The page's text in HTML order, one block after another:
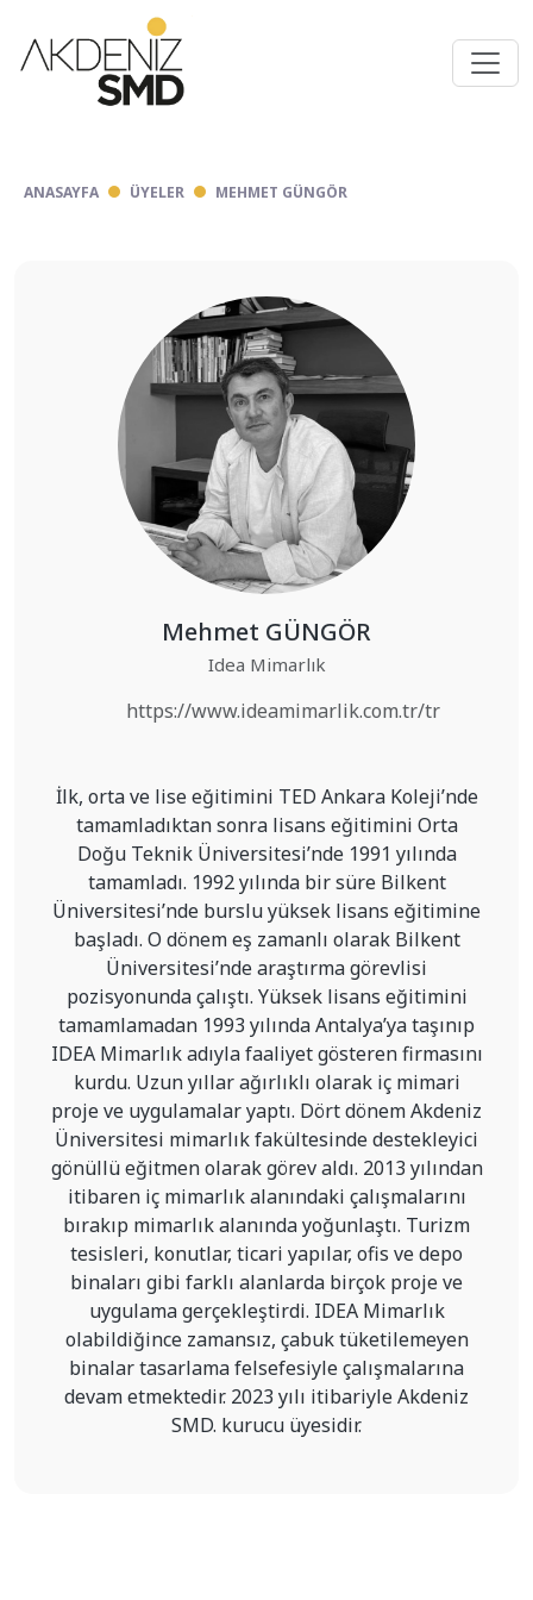
ANASAYFA ÜYELER MEHMET GÜNGÖR
Mehmet GÜNGÖR
Idea Mimarlık
https://www.ideamimarlik.com.tr/tr
İlk, orta ve lise eğitimini TED Ankara Koleji’nde
tamamladıktan sonra lisans eğitimini Orta
Doğu Teknik Üniversitesi’nde 1991 yılında
tamamladı. 1992 yılında bir süre Bilkent
Üniversitesi’nde burslu yüksek lisans eğitimine
başladı. O dönem eş zamanlı olarak Bilkent
Üniversitesi’nde araştırma görevlisi
pozisyonunda çalıştı. Yüksek lisans eğitimini
tamamlamadan 1993 yılında Antalya’ya taşınıp
IDEA Mimarlık adıyla faaliyet gösteren firmasını
kurdu. Uzun yıllar ağırlıklı olarak iç mimari
proje ve uygulamalar yaptı. Dört dönem Akdeniz
Üniversitesi mimarlık fakültesinde destekleyici
gönüllü eğitmen olarak görev aldı. 2013 yılından
itibaren iç mimarlık alanındaki çalışmalarını
bırakıp mimarlık alanında yoğunlaştı. Turizm
tesisleri, konutlar, ticari yapılar, ofis ve depo
binaları gibi farklı alanlarda birçok proje ve
uygulama gerçekleştirdi. IDEA Mimarlık
olabildiğince zamansız, çabuk tüketilemeyen
binalar tasarlama felsefesiyle çalışmalarına
devam etmektedir. 2023 yılı itibariyle Akdeniz
SMD. kurucu üyesidir.